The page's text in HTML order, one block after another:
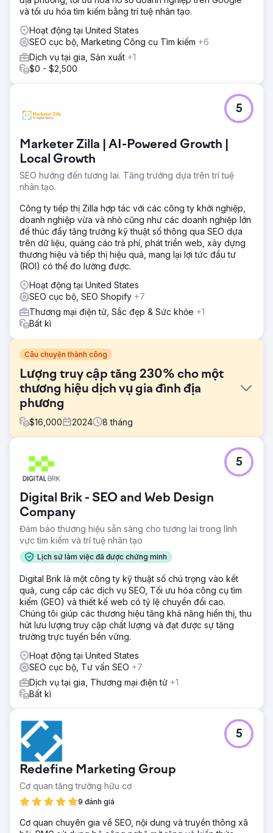
và tối ưu hóa tìm kiếm bằng trí tuệ nhân tạo.
Hoạt động tại United States
SEO cục bộ, Marketing Công cụ Tìm kiếm +6
Dịch vụ tại gia, Sản xuất +1
$0 - $2,500
Marketer Zilla | AI-Powered Growth |
Local Growth
SEO hướng đến tương lai. Tăng trưởng dựa trên trí tuệ
nhân tạo.
5
Công ty tiếp thị Zilla hợp tác với các công ty khởi nghiệp,
doanh nghiệp vừa và nhỏ cũng như các doanh nghiệp lớn
để thúc đẩy tăng trưởng kỹ thuật số thông qua SEO dựa
trên dữ liệu, quảng cáo trả phí, phát triển web, xây dựng
thương hiệu và tiếp thị hiệu quả, mang lại lợi tức đầu tư
(ROI) có thể đo lường được.
Hoạt động tại United States
SEO cục bộ, SEO Shopify +7
Thương mại điện tử, Sắc đẹp & Sức khỏe +1
Bất kì
Câu chuyện thành công
Lượng truy cập tăng 230% cho một
thương hiệu dịch vụ gia đình địa
phương
$16,000 2024 8 tháng
Một công ty dịch vụ gia đình khu vực thiếu sự hiện diện tại
địa phương và không được xếp hạng trong Gói kết quả
chiếm ưu thế trong các từ khóa dựa trên vị trí, và trang
web của họ có khả năng tối ưu hóa trên trang kém.
Giải pháp
Chúng tôi đã triển khai tối ưu hóa SEO địa phương, xây
dựng lại các trang dịch vụ với nhắm mục tiêu dựa trên vị
trí, tối ưu hóa Hồ sơ Doanh nghiệp Google, cải thiện tính
nhất quán của NAP (Tên, Địa chỉ, Số điện thoại) và thực
hiện các chiến dịch xây dựng liên kết địa phương. Chúng
tôi cũng đã thiết kế lại các trang đích để đạt tỷ lệ chuyển
đổi cao hơn.
Kết quả
• Lưu lượng truy cập tự nhiên tăng 230% • Xếp hạng
trong Top 3 cho hơn 35 từ khóa địa phương • Số cuộc gọi
đến tăng 165% • Số lượt điền biểu mẫu tăng 92% • Doanh
thu hàng tháng tăng gấp 2,8 lần
Digital Brik - SEO and Web Design
Company
Đảm bảo thương hiệu sẵn sàng cho tương lai trong lĩnh
vực tìm kiếm và trí tuệ nhân tạo
Lịch sử làm việc đã được chứng minh
5
Digital Brik là một công ty kỹ thuật số chú trọng vào kết
quả, cung cấp các dịch vụ SEO, Tối ưu hóa công cụ tìm
kiếm (GEO) và thiết kế web có tỷ lệ chuyển đổi cao.
Chúng tôi giúp các thương hiệu tăng khả năng hiển thị, thu
hút lưu lượng truy cập chất lượng và đạt được sự tăng
trưởng trực tuyến bền vững.
Hoạt động tại United States
SEO cục bộ, Tư vấn SEO +7
Dịch vụ tại gia, Thương mại điện tử +1
Bất kì
Redefine Marketing Group
Cơ quan tăng trưởng hữu cơ
9 đánh giá
5
Cơ quan chuyên gia về SEO, nội dung và truyền thông xã